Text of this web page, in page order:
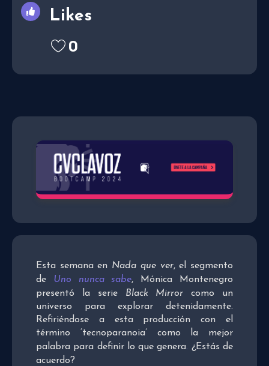
Esta semana en Nada que ver, el segmento
de Uno nunca sabe, Mónica Montenegro
presentó la serie Black Mirror como un
universo para explorar detenidamente.
Refiriéndose a esta producción con el
término ‘tecnoparanoia’ como la mejor
palabra para definir lo que genera. ¿Estás de
acuerdo?
Likes
0